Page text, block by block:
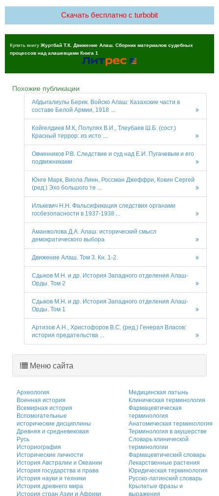
Скачать бесплатно c turbobit
Купить книгу Журтбай Т.К. Движение Алаш. Сборник материалов судебных
процессов над алашевцами Книга 1
Похожие публикации
Абдыгалиулы Берик. Войско Алаш: Казахские части в
составе Белой Армии, 1918 ...
Койгелдиев М.К, Полулях В.И., Тлеубаев Ш.Б. (сост.)
Красный террор: из исто ...
Овчинников Р.В. Следствие и суд над Е.И. Пугачевым и его
подвижниками
Юнге Марк, Виола Линн, Россман Джеффри, Кокин Сергей
(ред.) Эхо большого те ...
Илькевич Н.Н. Фальсификация следствия органами
госбезопасности в 1937-1938 ...
Аманжолова Д.А. Алаш: исторический смысл
демократического выбора
Движение Алаш. Том 3. Кн. 1-2.
Сдыков М.Н. и др. История Западного отделения Алаш-
Орды. Том 2
Сдыков М.Н. и др. История Западного отделения Алаш-
Орды. Том 1
Артизов А.Н., Христофоров В.С. (ред.) Генерал Власов:
история предательства ...
Меню сайта
Археология
Военная история
Всемирная история
Вспомогательные
исторические дисциплины
Древняя и средневековая
Русь
Историография
Исторические личности
История Австралии и Океании
История государства и права
История науки и техники
История древнего мира
История стран Азии и Африки
Медицинская латынь
Клиническая терминология
Фармацевтическая
терминология
Анатомическая терминология
Терминология в акушерстве
Словарь клинической
терминологии
Фармацевтический словарь
Лекарственные растения
Юридическая терминология
Русско-латинский словарь
Крылатые фразы и
выражения